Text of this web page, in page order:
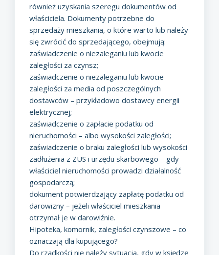
również uzyskania szeregu dokumentów od
właściciela. Dokumenty potrzebne do
sprzedaży mieszkania, o które warto lub należy
się zwrócić do sprzedającego, obejmują:
zaświadczenie o niezaleganiu lub kwocie
zaległości za czynsz;
zaświadczenie o niezaleganiu lub kwocie
zaległości za media od poszczególnych
dostawców – przykładowo dostawcy energii
elektrycznej;
zaświadczenie o zapłacie podatku od
nieruchomości – albo wysokości zaległości;
zaświadczenie o braku zaległości lub wysokości
zadłużenia z ZUS i urzędu skarbowego – gdy
właściciel nieruchomości prowadzi działalność
gospodarczą;
dokument potwierdzający zapłatę podatku od
darowizny – jeżeli właściciel mieszkania
otrzymał je w darowiźnie.
Hipoteka, komornik, zaległości czynszowe – co
oznaczają dla kupującego?
Do rzadkości nie należy sytuacja, gdy w księdze